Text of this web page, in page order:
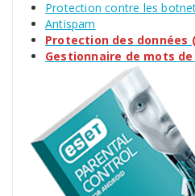
Protection contre les
Antispam
Protection des
Gestionnaire de mots